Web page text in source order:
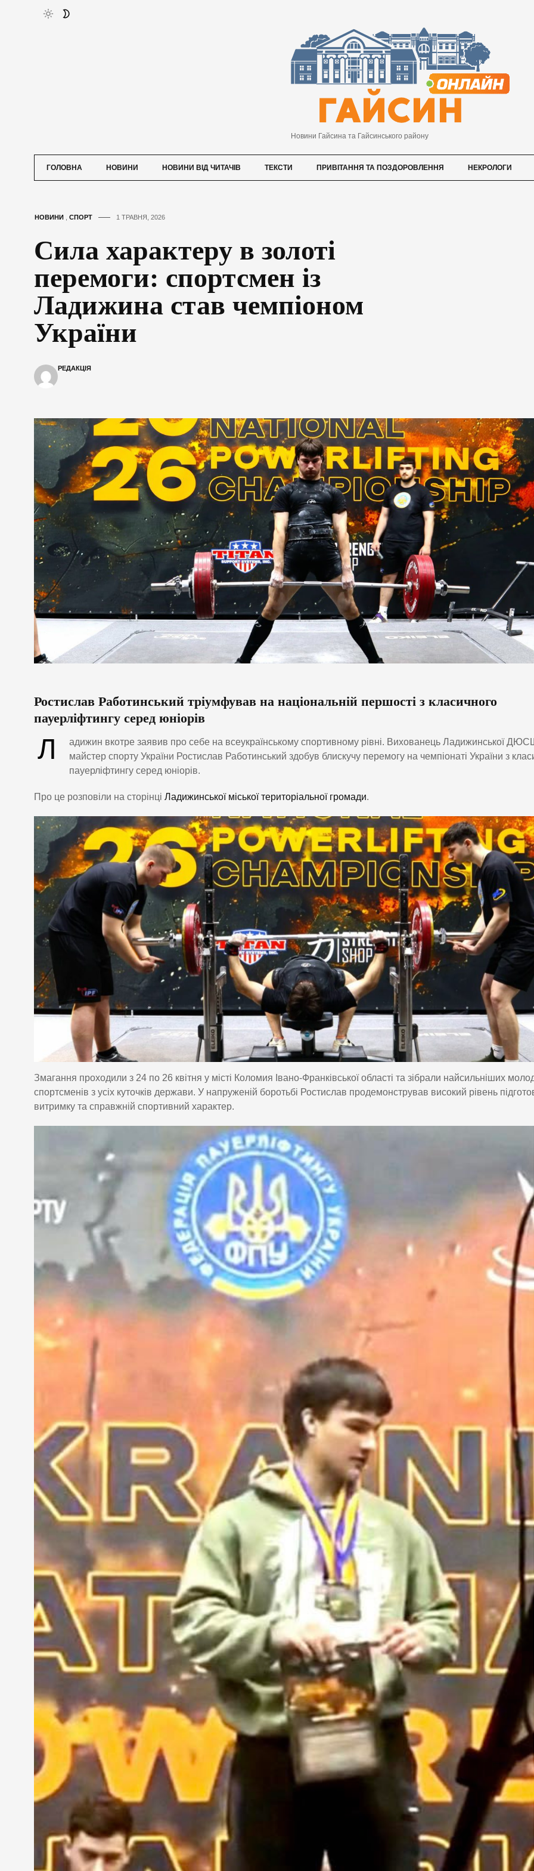
Новини Гайсина та Гайсинського району
ГОЛОВНА НОВИНИ НОВИНИ ВІД ЧИТАЧІВ ТЕКСТИ ПРИВІТАННЯ ТА ПОЗДОРОВЛЕННЯ НЕКРОЛОГИ
НОВИНИ СПОРТ 1 ТРАВНЯ, 2026
Сила характеру в золоті
перемоги: спортсмен із
Ладижина став чемпіоном
України
РЕДАКЦІЯ
Ростислав Работинський тріумфував на національній першості з класичного
пауерліфтингу серед юніорів
Л
адижин вкотре заявив про себе на всеукраїнському спортивному рівні. Вихованець Ладижинської
майстер спорту України Ростислав Работинський здобув блискучу перемогу на чемпіонаті України з
пауерліфтингу серед юніорів.
Про це розповіли на сторінці Ладижинської міської територіальної громади.
Змагання проходили з 24 по 26 квітня у місті Коломия Івано-Франківської області та зібрали найсильніших
спортсменів з усіх куточків держави. У напруженій боротьбі Ростислав продемонстрував високий рівень
витримку та справжній спортивний характер.